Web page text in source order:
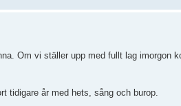
Om vi ställer upp med fullt lag imorgon
tidigare år med hets, sång och burop.